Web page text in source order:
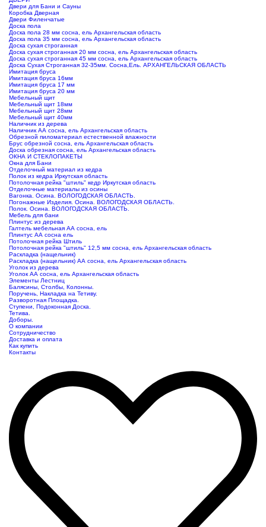
Двери для Бани и Сауны
Коробка Дверная
Двери Филенчатые
Доска пола
Доска пола 28 мм сосна, ель Архангельская область
Доска пола 35 мм сосна, ель Архангельская область
Доска сухая строганная
Доска сухая строганная 20 мм сосна, ель Архангельская область
Доска сухая строганная 45 мм сосна, ель Архангельская область
Доска Сухая Строганная 32-35мм. Сосна,Ель. АРХАНГЕЛЬСКАЯ ОБЛАСТЬ
Имитация бруса
Имитация бруса 16мм
Имитация бруса 17 мм
Имитация бруса 20 мм
Мебельный щит
Мебельный щит 18мм
Мебельный щит 28мм
Мебельный щит 40мм
Наличник из дерева
Наличник АА сосна, ель Архангельская область
Обрезной пиломатериал естественной влажности
Брус обрезной сосна, ель Архангельская область
Доска обрезная сосна, ель Архангельская область
ОКНА И СТЕКЛОПАКЕТЫ
Окна для Бани
Отделочный материал из кедра
Полок из кедра Иркутская область
Потолочная рейка "штиль" кедр Иркутская область
Отделочные материалы из осины
Вагонка. Осина. ВОЛОГОДСКАЯ ОБЛАСТЬ.
Погонажные Изделия. Осина. ВОЛОГОДСКАЯ ОБЛАСТЬ.
Полок. Осина. ВОЛОГОДСКАЯ ОБЛАСТЬ.
Мебель для бани
Плинтус из дерева
Галтель мебельная АА сосна, ель
Плинтус АА сосна ель
Потолочная рейка Штиль
Потолочная рейка "штиль" 12,5 мм сосна, ель Архангельская область
Раскладка (нащельник)
Раскладка (нащельник) АА сосна, ель Архангельская область
Уголок из дерева
Уголок АА сосна, ель Архангельская область
Элементы Лестниц
Балясины, Столбы, Колонны.
Поручень, Накладка на Тетиву.
Разворотная Площадка.
Ступени, Подоконная Доска.
Тетива.
Доборы.
О компании
Сотрудничество
Доставка и оплата
Как купить
Контакты